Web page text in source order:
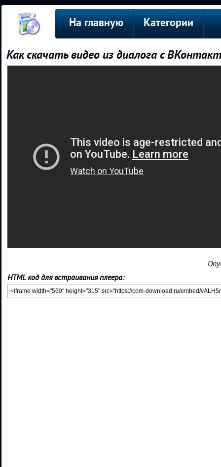
На главную Категории
Как скачать видео из диалога с
HTML код для встраивания плеера: